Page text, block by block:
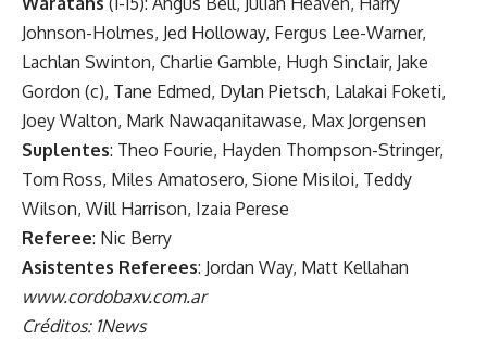
Johnson-Holmes, Jed Holloway, Fergus Lee-Warner,
Lachlan Swinton, Charlie Gamble, Hugh Sinclair, Jake
Gordon (c), Tane Edmed, Dylan Pietsch, Lalakai Foketi,
Joey Walton, Mark Nawaqanitawase, Max Jorgensen
Suplentes: Theo Fourie, Hayden Thompson-Stringer,
Tom Ross, Miles Amatosero, Sione Misiloi, Teddy
Wilson, Will Harrison, Izaia Perese
Referee: Nic Berry
Asistentes Referees: Jordan Way, Matt Kellahan
www.cordobaxv.com.ar
Créditos: 1News